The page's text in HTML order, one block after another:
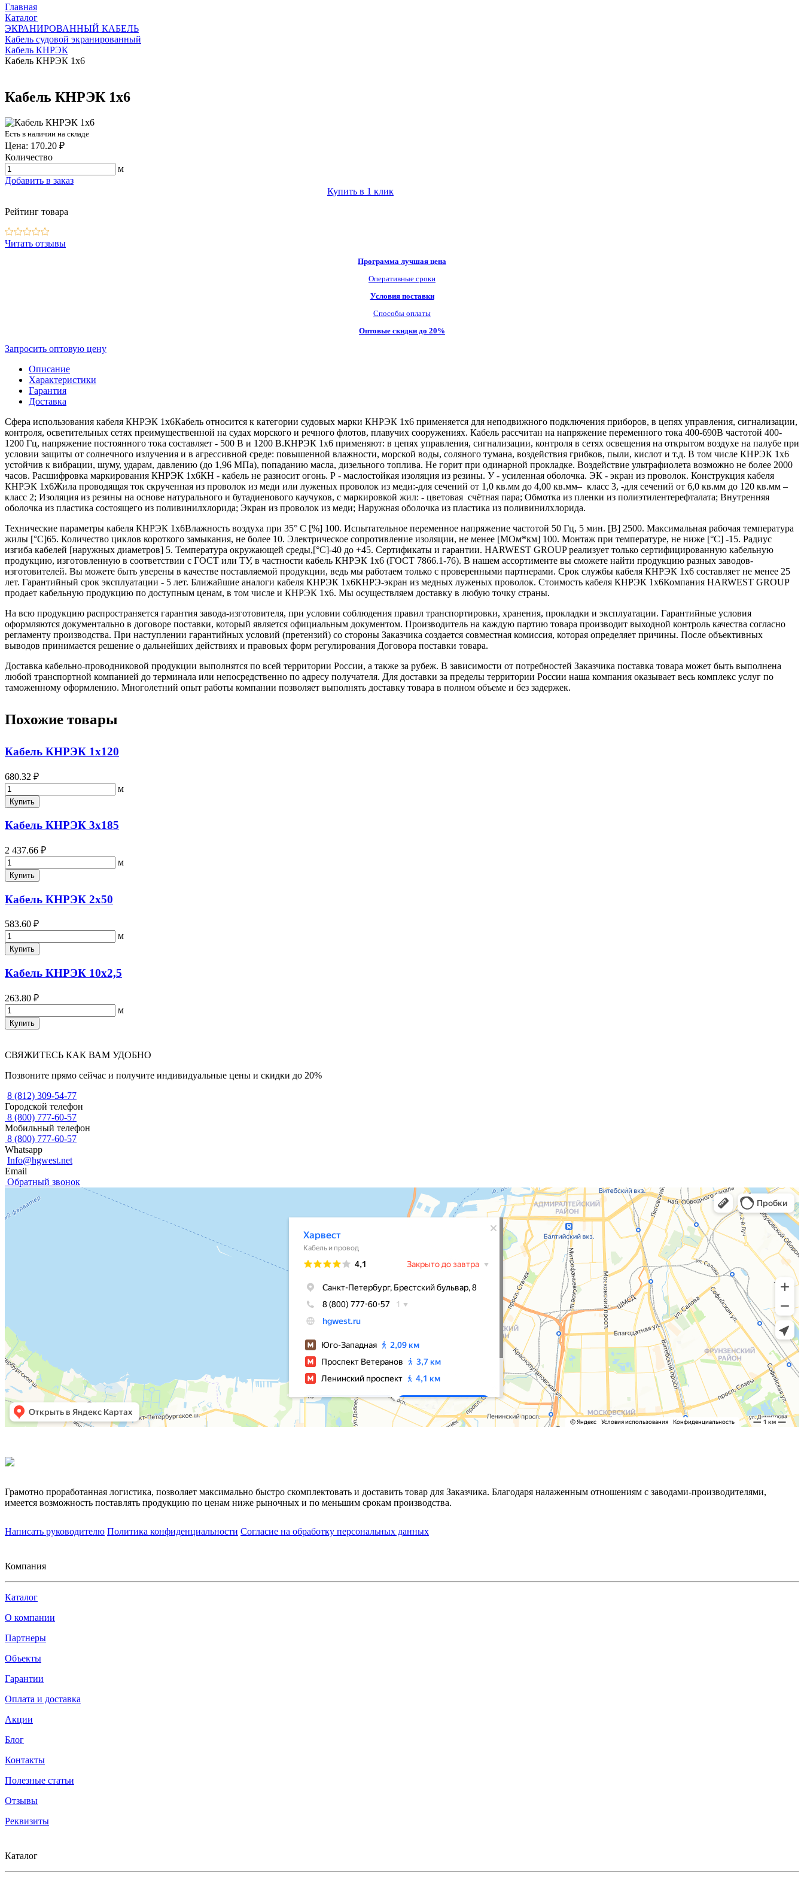
Главная
Каталог
ЭКРАНИРОВАННЫЙ КАБЕЛЬ
Кабель судовой экранированный
Кабель КНРЭК
Кабель КНРЭК 1х6
Кабель КНРЭК 1х6
Есть в наличии на складе
Цена: 170.20 ₽
Количество
м
Добавить в заказ
Купить в 1 клик
Рейтинг товара
Читать отзывы
Программа лучшая цена
Оперативные сроки
Условия поставки
Способы оплаты
Оптовые скидки до 20%
Запросить оптовую цену
Описание
Характеристики
Гарантия
Доставка
Сфера использования кабеля КНРЭК 1х6Кабель относится к категории судовых марки КНРЭК 1х6 применяется для неподвижного подключения приборов, в цепях управления, сигнализации,
контроля, осветительных сетях преимущественной на судах морского и речного флотов, плавучих сооружениях. Кабель рассчитан на напряжение переменного тока 400-690В частотой 400-
1200 Гц, напряжение постоянного тока составляет - 500 В и 1200 В.КНРЭК 1х6 применяют: в цепях управления, сигнализации, контроля в сетях освещения на открытом воздухе на палубе при
условии защиты от солнечного излучения и в агрессивной среде: повышенной влажности, морской воды, соляного тумана, воздействия грибков, пыли, кислот и т.д. В том числе КНРЭК 1х6
устойчив к вибрации, шуму, ударам, давлению (до 1,96 МПа), попаданию масла, дизельного топлива. Не горит при одинарной прокладке. Воздействие ультрафиолета возможно не более 2000
часов. Расшифровка маркирования КНРЭК 1х6КН - кабель не разносит огонь. Р - маслостойкая изоляция из резины. У - усиленная оболочка. ЭК - экран из проволок. Конструкция кабеля
КНРЭК 1х6Жила проводящая ток скрученная из проволок из меди или луженых проволок из меди:-для сечений от 1,0 кв.мм до 4,00 кв.мм– класс 3, -для сечений от 6,0 кв.мм до 120 кв.мм –
класс 2; Изоляция из резины на основе натурального и бутадиенового каучуков, с маркировкой жил: - цветовая счётная пара; Обмотка из пленки из полиэтилентерефталата; Внутренняя
оболочка из пластика состоящего из поливинилхлорида; Экран из проволок из меди; Наружная оболочка из пластика из поливинилхлорида.
Технические параметры кабеля КНРЭК 1х6Влажность воздуха при 35° C [%] 100. Испытательное переменное напряжение частотой 50 Гц, 5 мин. [В] 2500. Максимальная рабочая температура
жилы [°С]65. Количество циклов короткого замыкания, не более 10. Электрическое сопротивление изоляции, не менее [МОм*км] 100. Монтаж при температуре, не ниже [°C] -15. Радиус
изгиба кабелей [наружных диаметров] 5. Температура окружающей среды,[°C]-40 до +45. Сертификаты и гарантии. HARWEST GROUP реализует только сертифицированную кабельную
продукцию, изготовленную в соответствии с ГОСТ или ТУ, в частности кабель КНРЭК 1х6 (ГОСТ 7866.1-76). В нашем ассортименте вы сможете найти продукцию разных заводов-
изготовителей. Вы можете быть уверены в качестве поставляемой продукции, ведь мы работаем только с проверенными партнерами. Срок службы кабеля КНРЭК 1х6 составляет не менее 25
лет. Гарантийный срок эксплуатации - 5 лет. Ближайшие аналоги кабеля КНРЭК 1х6КНРЭ-экран из медных луженых проволок. Стоимость кабеля КНРЭК 1х6Компания HARWEST GROUP
продает кабельную продукцию по доступным ценам, в том числе и КНРЭК 1х6. Мы осуществляем доставку в любую точку страны.
На всю продукцию распространяется гарантия завода-изготовителя, при условии соблюдения правил транспортировки, хранения, прокладки и эксплуатации. Гарантийные условия
оформляются документально в договоре поставки, который является официальным документом. Производитель на каждую партию товара производит выходной контроль качества согласно
регламенту производства. При наступлении гарантийных условий (претензий) со стороны Заказчика создается совместная комиссия, которая определяет причины. После объективных
выводов принимается решение о дальнейших действиях и правовых форм регулирования Договора поставки товара.
Доставка кабельно-проводниковой продукции выполнятся по всей территории России, а также за рубеж. В зависимости от потребностей Заказчика поставка товара может быть выполнена
любой транспортной компанией до терминала или непосредственно по адресу получателя. Для доставки за пределы территории России наша компания оказывает весь комплекс услуг по
таможенному оформлению. Многолетний опыт работы компании позволяет выполнять доставку товара в полном объеме и без задержек.
Похожие товары
Кабель КНРЭК 1х120
680.32 ₽
м
Купить
Кабель КНРЭК 3х185
2 437.66 ₽
м
Купить
Кабель КНРЭК 2х50
583.60 ₽
м
Купить
Кабель КНРЭК 10х2,5
263.80 ₽
м
Купить
СВЯЖИТЕСЬ КАК ВАМ УДОБНО
Позвоните прямо сейчас и получите индивидуальные цены и скидки до 20%
8 (812) 309-54-77
Городской телефон
8 (800) 777-60-57
Мобильный телефон
8 (800) 777-60-57
Whatsapp
Info@hgwest.net
Email
Обратный звонок
Грамотно проработанная логистика, позволяет максимально быстро скомплектовать и доставить товар для Заказчика. Благодаря налаженным отношениям с заводами-производителями,
имеется возможность поставлять продукцию по ценам ниже рыночных и по меньшим срокам производства.
Написать руководителю Политика конфиденциальности Согласие на обработку персональных данных
Компания
Каталог
О компании
Партнеры
Объекты
Гарантии
Оплата и доставка
Акции
Блог
Контакты
Полезные статьи
Отзывы
Реквизиты
Каталог